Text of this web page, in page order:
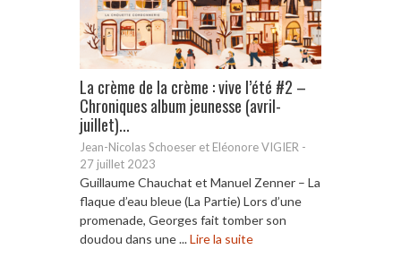
La crème de la crème : vive l’été #2 –
Chroniques album jeunesse (avril-
juillet)...
Jean-Nicolas Schoeser et Eléonore VIGIER -
27 juillet 2023
Guillaume Chauchat et Manuel Zenner – La
flaque d’eau bleue (La Partie) Lors d’une
promenade, Georges fait tomber son
doudou dans une ...Lire la suite